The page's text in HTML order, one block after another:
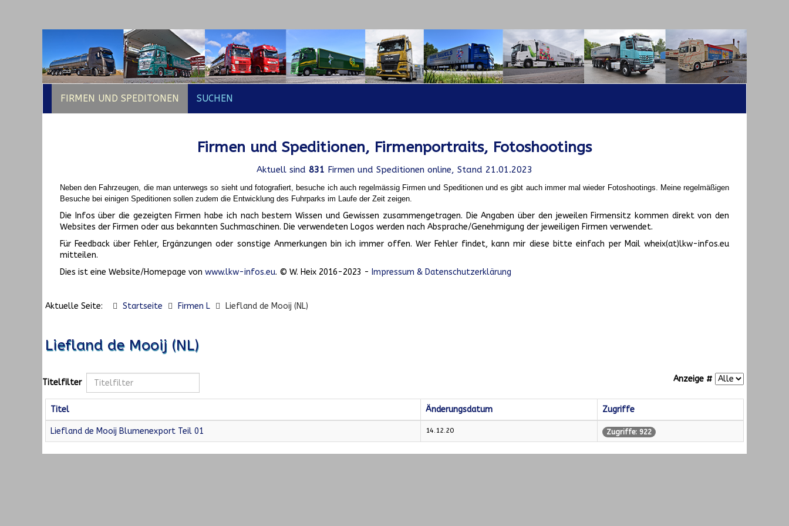
FIRMEN UND SPEDITONEN SUCHEN
Firmen und Speditionen, Firmenportraits, Fotoshootings
Aktuell sind 831 Firmen und Speditionen online, Stand 21.01.2023
Neben den Fahrzeugen, die man unterwegs so sieht und fotografiert, besuche ich auch regelmässig Firmen und Speditionen und es gibt auch immer mal wieder Fotoshootings. Meine regelmäßigen
Besuche bei einigen Speditionen sollen zudem die Entwicklung des Fuhrparks im Laufe der Zeit zeigen.
Die Infos über die gezeigten Firmen habe ich nach bestem Wissen und Gewissen zusammengetragen. Die Angaben über den jeweilen Firmensitz kommen direkt von den
Websites der Firmen oder aus bekannten Suchmaschinen. Die verwendeten Logos werden nach Absprache/Genehmigung der jeweiligen Firmen verwendet.
Für Feedback über Fehler, Ergänzungen oder sonstige Anmerkungen bin ich immer offen. Wer Fehler findet, kann mir diese bitte einfach per Mail wheix(at)lkw-infos.eu
mitteilen.
Dies ist eine Website/Homepage von www.lkw-infos.eu. © W. Heix 2016-2023 - Impressum & Datenschutzerklärung
Aktuelle Seite: Startseite Firmen L Liefland de Mooij (NL)
Liefland de Mooij (NL)
Titelfilter Anzeige #
Titel Änderungsdatum Zugriffe
Liefland de Mooij Blumenexport Teil 01 14.12.20 Zugriffe: 922